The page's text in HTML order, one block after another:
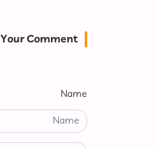
Your Comment
Name